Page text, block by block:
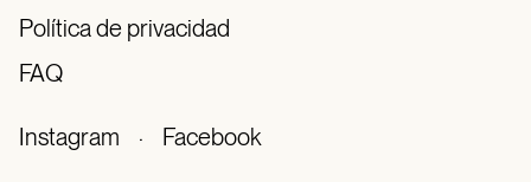
Política de privacidad
FAQ
Instagram · Facebook